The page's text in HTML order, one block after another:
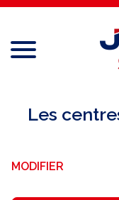
Menu
Réseau national
Services aux
Les
MODIFIER